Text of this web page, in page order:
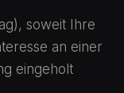
soweit Ihre
an einer
eingeholt